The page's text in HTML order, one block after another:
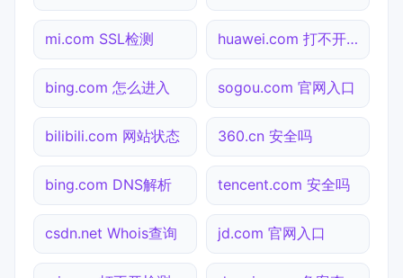
mi.com SSL检测 huawei.com 打不开检测
bing.com 怎么进入 sogou.com 官网入口
bilibili.com 网站状态 360.cn 安全吗
bing.com DNS解析 tencent.com 安全吗
csdn.net Whois查询 jd.com 官网入口